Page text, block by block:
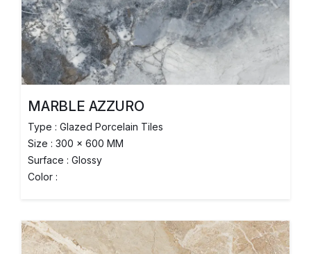
MARBLE AZZURO
Type : Glazed Porcelain Tiles
Size : 300 x 600 MM
Surface : Glossy
Color :